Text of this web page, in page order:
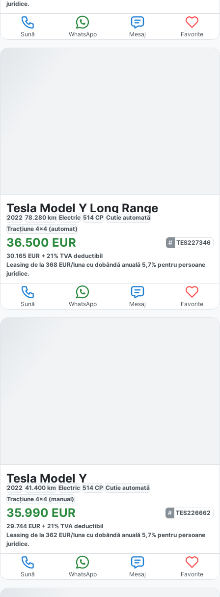
juridice.
Sună WhatsApp Mesaj Favorite
Tesla Model Y Long Range
2022 78.280 km Electric 514 CP Cutie automată
Tracțiune 4x4 (automat)
36.500 EUR
TES227346
30.165 EUR + 21% TVA deductibil
Leasing de la 368 EUR/luna cu dobăndă anuală 5,7% pentru persoane
juridice.
Sună WhatsApp Mesaj Favorite
Tesla Model Y
2022 41.400 km Electric 514 CP Cutie automată
Tracțiune 4x4 (manual)
35.990 EUR
TES226662
29.744 EUR + 21% TVA deductibil
Leasing de la 362 EUR/luna cu dobăndă anuală 5,7% pentru persoane
juridice.
Sună WhatsApp Mesaj Favorite